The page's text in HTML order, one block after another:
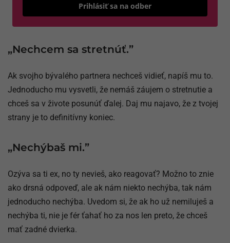
Prihlásiť sa na odber
„Nechcem sa stretnúť.”
Ak svojho bývalého partnera nechceš vidieť, napíš mu to.
Jednoducho mu vysvetli, že nemáš záujem o stretnutie a
chceš sa v živote posunúť ďalej. Daj mu najavo, že z tvojej
strany je to definitívny koniec.
„Nechýbaš mi.”
Ozýva sa ti ex, no ty nevieš, ako reagovať? Možno to znie
ako drsná odpoveď, ale ak nám niekto nechýba, tak nám
jednoducho nechýba. Uvedom si, že ak ho už nemiluješ a
nechýba ti, nie je fér ťahať ho za nos len preto, že chceš
mať zadné dvierka.